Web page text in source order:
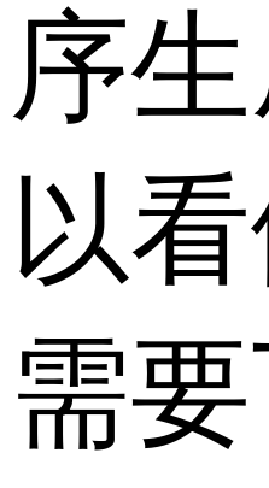
序
以
需